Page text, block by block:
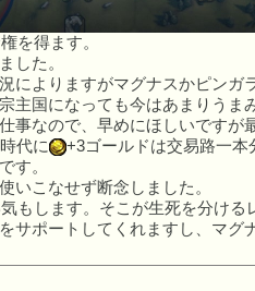
を得ます。
した。
によりますがマグナスかピンガ
主国になっても今はあまりうま
事なので、早めにほしいですが
代に
+3ゴールドは交易路一
す。
いこなせず断念しました。
もします。そこが生死を分ける
サポートしてくれますし、マグ